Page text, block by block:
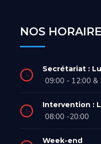
NOS
Secrétariat :
09:00 - 12:00 &
Intervention :
08:00 -20:00
Week-end